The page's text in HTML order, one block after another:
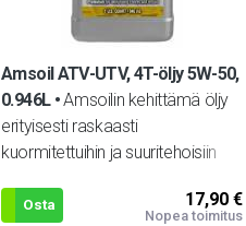
Amsoil ATV-UTV, 4T-öljy 5W-50,
0.946L
Amsoilin kehittämä öljy
erityisesti raskaasti
kuormitettuihin ja suuritehoisiin
synteettine
Osta 17,90 €
Nopea toimitus